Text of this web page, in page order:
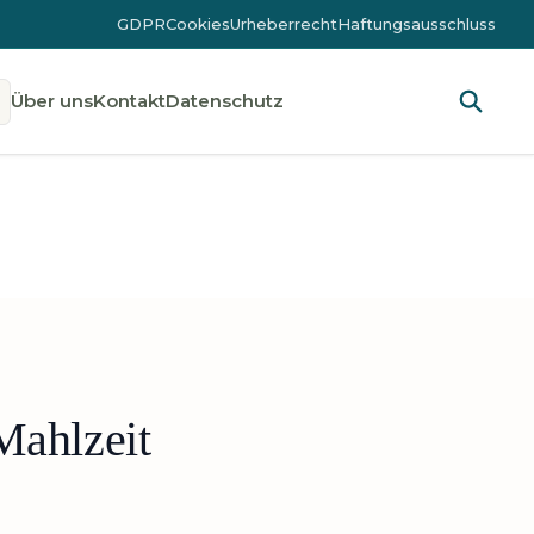
GDPRCookiesUrheberrechtHaftungsausschluss
Über unsKontaktDatenschutz